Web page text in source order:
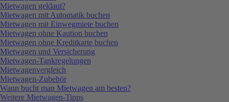
Mietwagen geklaut?
Mietwagen mit Automatik buchen
Mietwagen mit Einwegmiete buchen
Mietwagen ohne Kaution buchen
Mietwagen ohne Kreditkarte buchen
Mietwagen und Versicherung
Mietwagen-Tankregelungen
Mietwagenvergleich
Mietwagen-Zubehör
Wann bucht man Mietwagen am besten?
Weitere Mietwagen-Tipps